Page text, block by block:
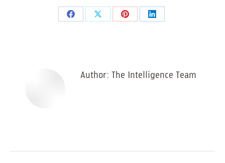
Share
Share
Share
Share
Author: The Intelligence Team